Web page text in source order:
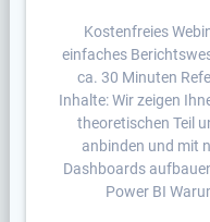
Kostenfreies
einfaches
ca. 30 Minuten
Inhalte: Wir zeigen
theoretischen Teil
anbinden und mit
Dashboards
Power BI